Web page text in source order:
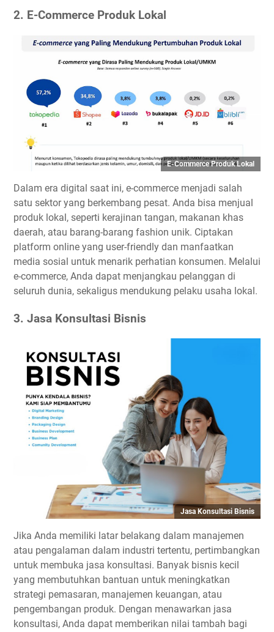
2. E-Commerce Produk Lokal
E-Commerce Produk Lokal
Dalam era digital saat ini, e-commerce menjadi salah
satu sektor yang berkembang pesat. Anda bisa menjual
produk lokal, seperti kerajinan tangan, makanan khas
daerah, atau barang-barang fashion unik. Ciptakan
platform online yang user-friendly dan manfaatkan
media sosial untuk menarik perhatian konsumen. Melalui
e-commerce, Anda dapat menjangkau pelanggan di
seluruh dunia, sekaligus mendukung pelaku usaha lokal.
3. Jasa Konsultasi Bisnis
Jasa Konsultasi Bisnis
Jika Anda memiliki latar belakang dalam manajemen
atau pengalaman dalam industri tertentu, pertimbangkan
untuk membuka jasa konsultasi. Banyak bisnis kecil
yang membutuhkan bantuan untuk meningkatkan
strategi pemasaran, manajemen keuangan, atau
pengembangan produk. Dengan menawarkan jasa
konsultasi, Anda dapat memberikan nilai tambah bagi